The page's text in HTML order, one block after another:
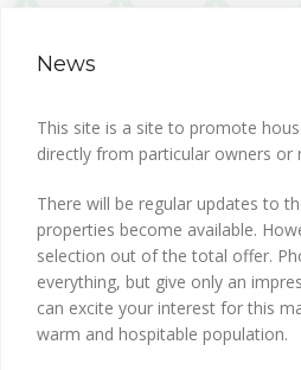
News
This site is a site to promote
directly from particular owners or
There will be regular updates to
properties become available.
selection out of the total offer.
everything, but give only an
can excite your interest for this
warm and hospitable population.